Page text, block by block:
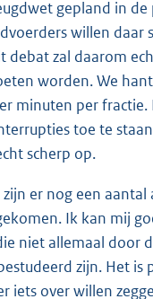
gepland in de
willen daar
debat zal daarom
worden. We
minuten per fractie.
toe te
scherp op.
er nog een aantal
Ik kan mij
niet allemaal door
zijn. Het is
iets over willen